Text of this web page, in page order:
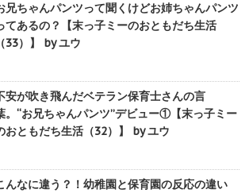
兄ちゃんパンツって聞くけどお姉ちゃんパンツ
てあるの？【末っ子ミーのおともだち生活
（33）】 by ユウ
安が吹き飛んだベテラン保育士さんの言
。“お兄ちゃんパンツ”デビュー①【末っ子ミー
おともだち生活（32）】 by ユウ
んなに違う？！幼稚園と保育園の反応の違い